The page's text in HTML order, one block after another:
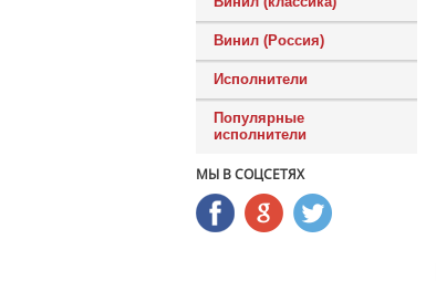
Винил (Россия)
Исполнители
Популярные
исполнители
МЫ В СОЦСЕТЯХ